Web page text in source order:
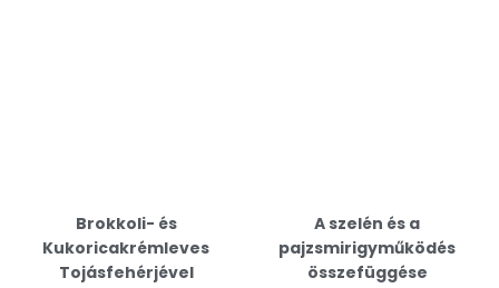
Brokkoli- és
Kukoricakrémleves
Tojásfehérjével
A szelén és a
pajzsmirigyműködés
összefüggése